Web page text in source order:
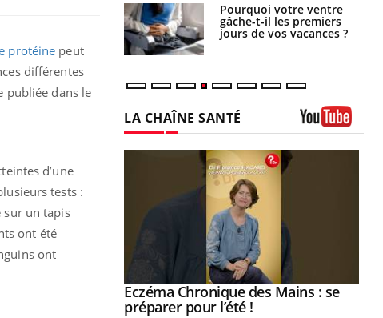
protéine peut
différentes
publiée dans le
d’une
tests :
sur un tapis
ont été
ont
Pourquoi votre ventre
gâche-t-il les premiers
jours de vos vacances ?
LA CHAÎNE SANTÉ
Youtube
Eczéma Chronique des Mains : se
préparer pour l’été !Youtube